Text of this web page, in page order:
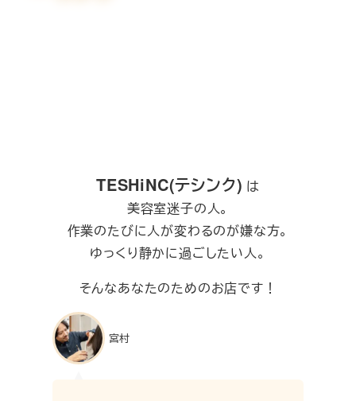
TESHiNC(テシンク) は
美容室迷子の人。
作業のたびに人が変わるのが嫌な方。
ゆっくり静かに過ごしたい人。
そんなあなたのためのお店です！
宮村